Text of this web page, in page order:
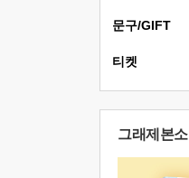
문구/GIFT
티켓
그래제본소